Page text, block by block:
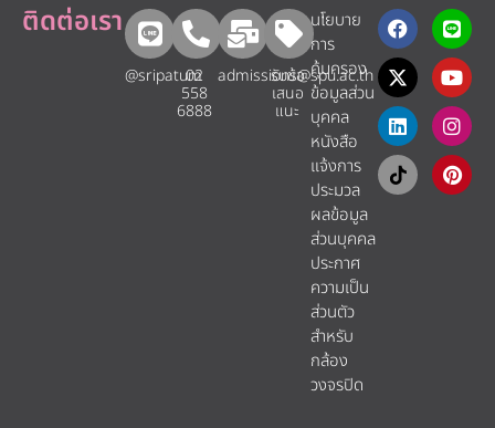
ติดต่อเรา
@sripatum
02
558
6888
admissions@spu.ac.th
รับข้อ
เสนอ
แนะ​
นโยบาย
การ
คุ้มครอง
ข้อมูลส่วน
บุคคล
หนังสือ
แจ้งการ
ประมวล
ผลข้อมูล
ส่วนบุคคล
ประกาศ
ความเป็น
ส่วนตัว
สำหรับ
กล้อง
วงจรปิด